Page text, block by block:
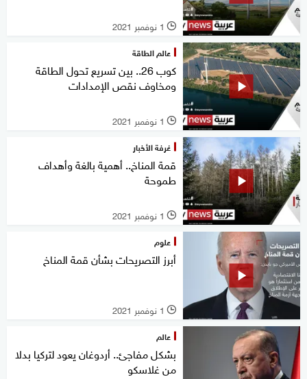
l 1 نوفمبر 2021
عالم الطاقة
كوب 26.. بين تسريع تحول الطاقة
ومخاوف نقص الإمدادات
l 1 نوفمبر 2021
غرفة الأخبار
قمة المناخ.. أهمية بالغة وأهداف
طموحة
l 1 نوفمبر 2021
علوم
أبرز التصريحات بشأن قمة المناخ
l 1 نوفمبر 2021
عالم
بشكل مفاجئ.. أردوغان يعود لتركيا بدلا
من غلاسكو